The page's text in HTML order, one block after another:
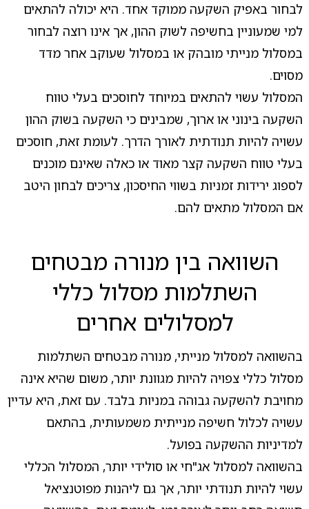
לבחור באפיק השקעה ממוקד אחד. היא יכולה להתאים
למי שמעוניין בחשיפה לשוק ההון, אך אינו רוצה לבחור
במסלול מנייתי מובהק או במסלול שעוקב אחר מדד
מסוים.
המסלול עשוי להתאים במיוחד לחוסכים בעלי טווח
השקעה בינוני או ארוך, שמבינים כי השקעה בשוק ההון
עשויה להיות תנודתית לאורך הדרך. לעומת זאת, חוסכים
בעלי טווח השקעה קצר מאוד או כאלה שאינם מוכנים
לספוג ירידות זמניות בשווי החיסכון, צריכים לבחון היטב
אם המסלול מתאים להם.
השוואה בין מנורה מבטחים
השתלמות מסלול כללי
למסלולים אחרים
בהשוואה למסלול מנייתי, מנורה מבטחים השתלמות
מסלול כללי צפויה להיות מגוונת יותר, משום שהיא אינה
מחויבת להשקעה גבוהה במניות בלבד. עם זאת, היא עדיין
עשויה לכלול חשיפה מנייתית משמעותית, בהתאם
למדיניות ההשקעה בפועל.
בהשוואה למסלול אג"חי או סולידי יותר, המסלול הכללי
עשוי להיות תנודתי יותר, אך גם ליהנות מפוטנציאל